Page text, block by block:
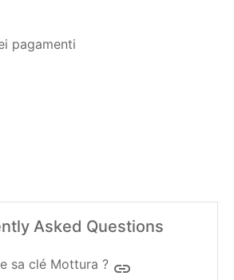
Asked Questions
sa clé Mottura ? insert_link